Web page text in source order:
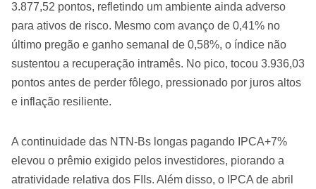
3.877,52 pontos, refletindo um ambiente ainda adverso
para ativos de risco. Mesmo com avanço de 0,41% no
último pregão e ganho semanal de 0,58%, o índice não
sustentou a recuperação intramês. No pico, tocou 3.936,03
pontos antes de perder fôlego, pressionado por juros altos
e inflação resiliente.
A continuidade das NTN-Bs longas pagando IPCA+7%
elevou o prêmio exigido pelos investidores, piorando a
atratividade relativa dos FIIs. Além disso, o IPCA de abril